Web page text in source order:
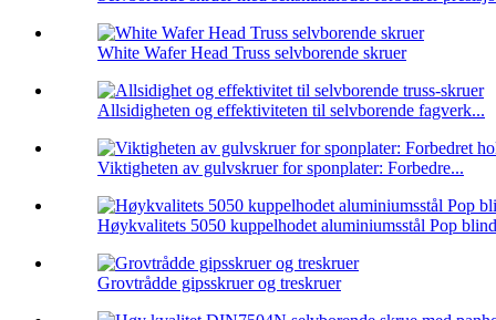
White Wafer Head Truss selvborende skruer
Allsidigheten og effektiviteten til selvborende fagverk...
Viktigheten av gulvskruer for sponplater: Forbedre...
Høykvalitets 5050 kuppelhodet aluminiumsstål Pop
Grovtrådde gipsskruer og treskruer